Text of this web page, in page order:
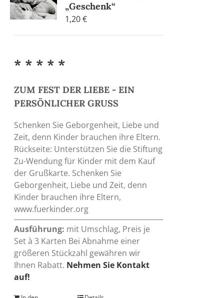
„Geschenk“
1,20€
* * * * *
ZUM FEST DER LIEBE - EIN
PERSÖNLICHER GRUSS
Schenken Sie Geborgenheit, Liebe und
Zeit, denn Kinder brauchen ihre Eltern.
Rückseite: Unterstützen Sie die Stiftung
Zu-Wendung für Kinder mit dem Kauf
der Grußkarte. Schenken Sie
Geborgenheit, Liebe und Zeit, denn
Kinder brauchen ihre Eltern,
www.fuerkinder.org
Ausführung: mit Umschlag, Preis je
Set à 3 Karten Bei Abnahme einer
größeren Stückzahl gewähren wir
Ihnen Rabatt. Nehmen Sie Kontakt
auf!